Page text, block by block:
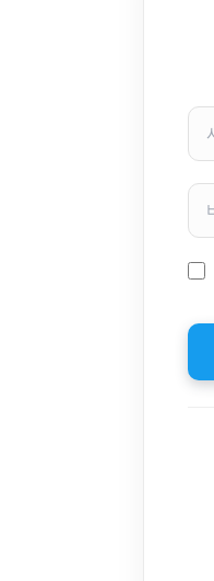
사
자
이
비
번
호